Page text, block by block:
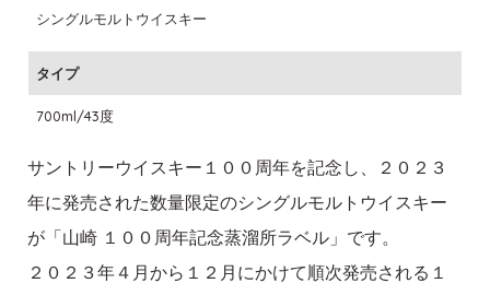
シングルモルトウイスキー
タイプ
700ml/43度
サントリーウイスキー１００周年を記念し、２０２３
年に発売された数量限定のシングルモルトウイスキー
が「山崎 １００周年記念蒸溜所ラベル」です。
２０２３年４月から１２月にかけて順次発売される１